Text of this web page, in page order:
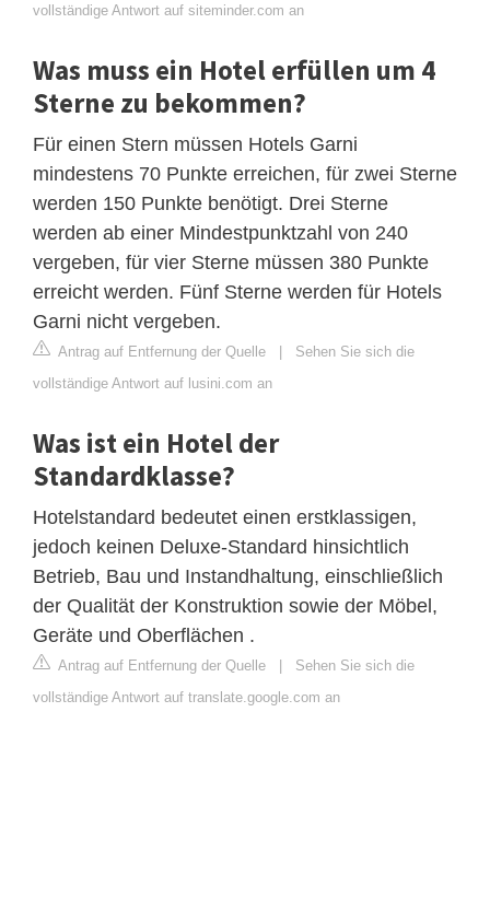
vollständige Antwort auf siteminder.com an
Was muss ein Hotel erfüllen um 4
Sterne zu bekommen?
Für einen Stern müssen Hotels Garni
mindestens 70 Punkte erreichen, für zwei Sterne
werden 150 Punkte benötigt. Drei Sterne
werden ab einer Mindestpunktzahl von 240
vergeben, für vier Sterne müssen 380 Punkte
erreicht werden. Fünf Sterne werden für Hotels
Garni nicht vergeben.
Antrag auf Entfernung der Quelle | Sehen Sie sich die
vollständige Antwort auf lusini.com an
Was ist ein Hotel der
Standardklasse?
Hotelstandard bedeutet einen erstklassigen,
jedoch keinen Deluxe-Standard hinsichtlich
Betrieb, Bau und Instandhaltung, einschließlich
der Qualität der Konstruktion sowie der Möbel,
Geräte und Oberflächen .
Antrag auf Entfernung der Quelle | Sehen Sie sich die
vollständige Antwort auf translate.google.com an